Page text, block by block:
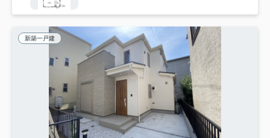
新築一戸建